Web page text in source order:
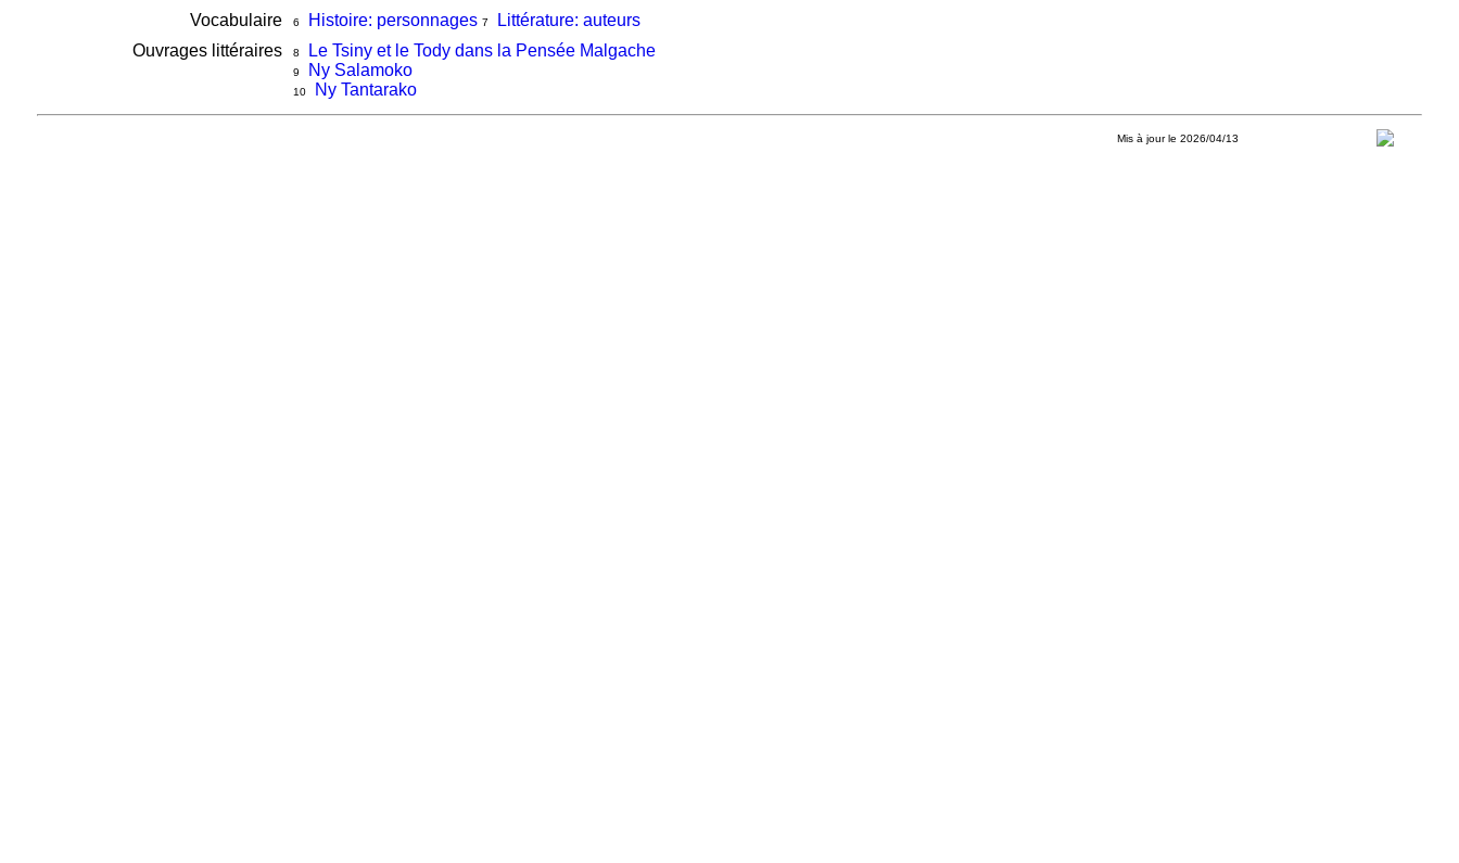
Vocabulaire 6 Histoire: personnages 7
Littérature: auteurs
Ouvrages littéraires
8 Le Tsiny et le Tody dans la Pensée Malgache
9 Ny Salamoko
10 Ny Tantarako
Mis à jour le 2026/04/13